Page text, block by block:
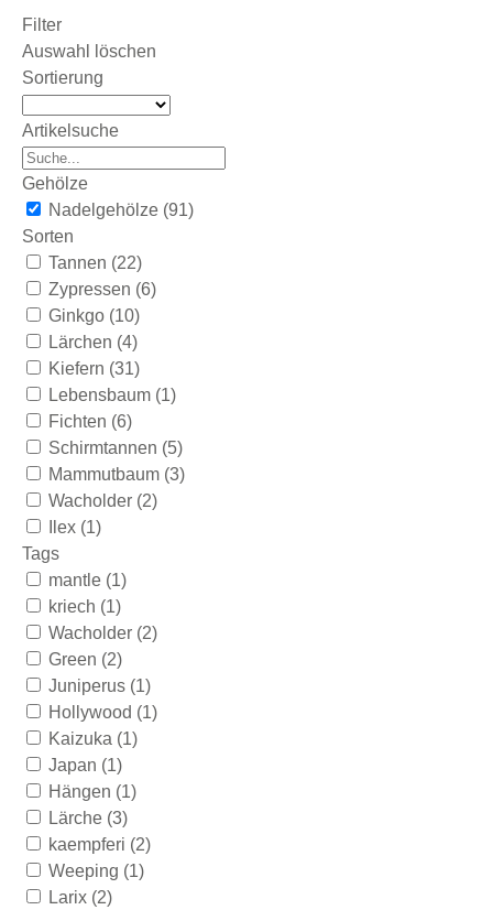
Filter
Auswahl löschen
Sortierung
Artikelsuche
Gehölze
Nadelgehölze (91)
Sorten
Tannen (22)
Zypressen (6)
Ginkgo (10)
Lärchen (4)
Kiefern (31)
Lebensbaum (1)
Fichten (6)
Schirmtannen (5)
Mammutbaum (3)
Wacholder (2)
Ilex (1)
Tags
mantle (1)
kriech (1)
Wacholder (2)
Green (2)
Juniperus (1)
Hollywood (1)
Kaizuka (1)
Japan (1)
Hängen (1)
Lärche (3)
kaempferi (2)
Weeping (1)
Larix (2)